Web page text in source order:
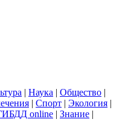
| Наука | Общество |
| Спорт | Экология |
online | Знание |